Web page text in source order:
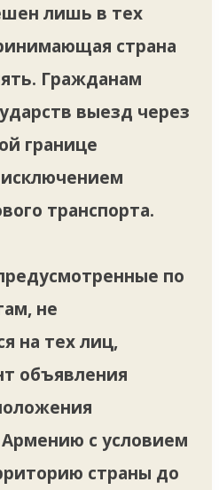
лишь в тех
страна
Гражданам
выезд через
границе
транспорта.
по
не
на тех лиц,
объявления
с условием
страны до